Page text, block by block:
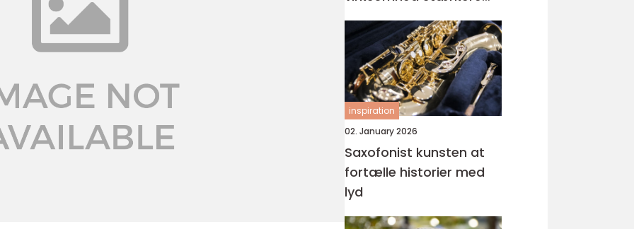
visuel gennemslagskraft
inspiration
02. January 2026
Saxofonist kunsten at
fortælle historier med
lyd